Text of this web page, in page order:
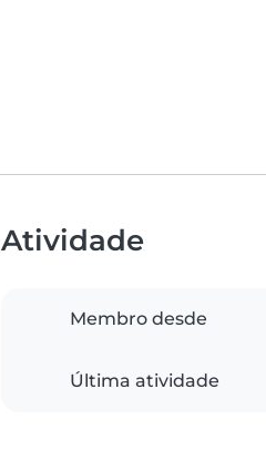
Atividade
Membro desde
Última atividade